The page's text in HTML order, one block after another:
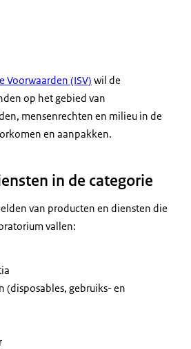
Voorwaarden (ISV) wil de
op het gebied van
mensenrechten en milieu in de
en aanpakken.
in de categorie
van producten en diensten die
vallen:
gebruiks- en